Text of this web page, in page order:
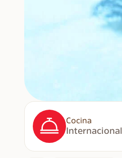
Cocina
Internacional